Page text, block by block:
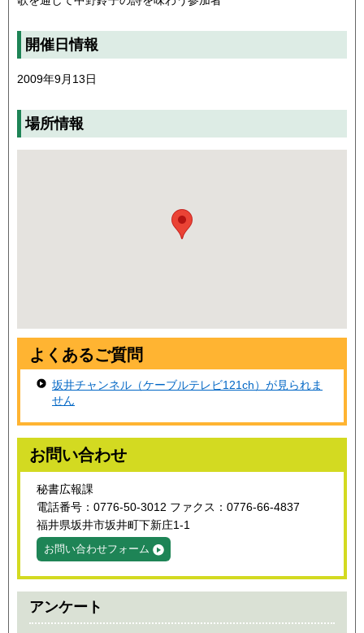
開催日情報
2009年9月13日
場所情報
よくあるご質問
坂井チャンネル（ケーブルテレビ121ch）が見られま
せん
お問い合わせ
秘書広報課
電話番号：0776-50-3012 ファクス：0776-66-4837
福井県坂井市坂井町下新庄1-1
お問い合わせフォーム
アンケート